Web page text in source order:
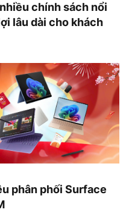
chính sách nổi
lâu dài cho khách
phân phối Surface